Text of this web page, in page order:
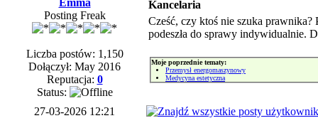
Emma
Posting Freak
Liczba postów: 1,150
Dołączył: May 2016
Reputacja: 0
Status:
Kancelaria
Cześć, czy ktoś nie szuka
podeszła do sprawy indywidualnie.
Moje poprzednie tematy:
Przemysł energomaszynowy
Medycyna estetyczna
27-03-2026 12:21